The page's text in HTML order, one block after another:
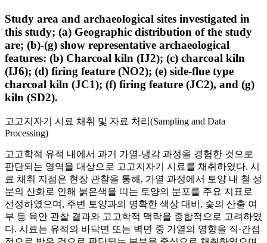
Study area and archaeological sites investigated in
this study; (a) Geographic distribution of the study
are; (b)-(g) show representative archaeological
features: (b) Charcoal kiln (IJ2); (c) charcoal kiln
(IJ6); (d) firing feature (NO2); (e) side-flue type
charcoal kiln (JC1); (f) firing feature (JC2), and (g)
kiln (SD2).
고고지자기 시료 채취 및 자료 처리(Sampling and Data
Processing)
고고학적 유적 내에서 과거 가열-냉각 과정을 경험한 것으로
판단되는 영역을 대상으로 고고지자기 시료를 채취하였다. 시
료 채취 지점은 현장 관찰을 통해, 가열 과정에서 토양 내 철 성
분의 산화로 인해 붉은색을 띠는 토양의 분포를 주요 지표로
선정하였으며, 주변 토양과의 명확한 색상 대비, 숯의 산출 여
부 등 육안 관찰 결과와 고고학적 맥락을 종합적으로 고려하였
다. 시료는 유적의 바닥면 또는 벽면 중 가열의 영향을 직·간접